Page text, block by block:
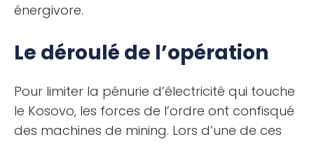
énergivore.
Le déroulé de l’opération
Pour limiter la pénurie d’électricité qui touche
le Kosovo, les forces de l’ordre ont confisqué
des machines de mining. Lors d’une de ces